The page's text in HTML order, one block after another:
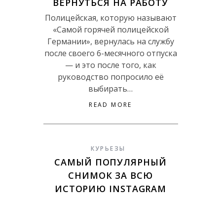
ВЕРНУТЬСЯ НА РАБОТУ
Полицейская, которую называют
«Самой горячей полицейской
Германии», вернулась на службу
после своего 6-месячного отпуска
— и это после того, как
руководство попросило её
выбирать…
READ MORE
КУРЬЕЗЫ
САМЫЙ ПОПУЛЯРНЫЙ
СНИМОК ЗА ВСЮ
ИСТОРИЮ INSTAGRAM